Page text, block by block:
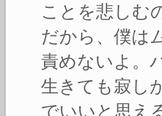
ことを悲しむ
だから、僕は
責めないよ。
生きても寂し
でいいと思え